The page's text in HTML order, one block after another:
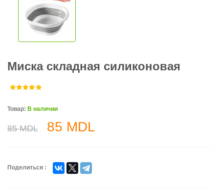
Миска складная силиконовая
Товар: В наличии
85MDL 85 MDL
Поделиться :